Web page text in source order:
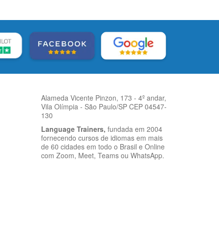
Alameda Vicente Pinzon, 173 - 4º andar,
Vila Olímpia - São Paulo/SP CEP 04547-
130
Language Trainers, fundada em 2004
fornecendo cursos de idiomas em mais
de 60 cidades em todo o Brasil e Online
com Zoom, Meet, Teams ou WhatsApp.